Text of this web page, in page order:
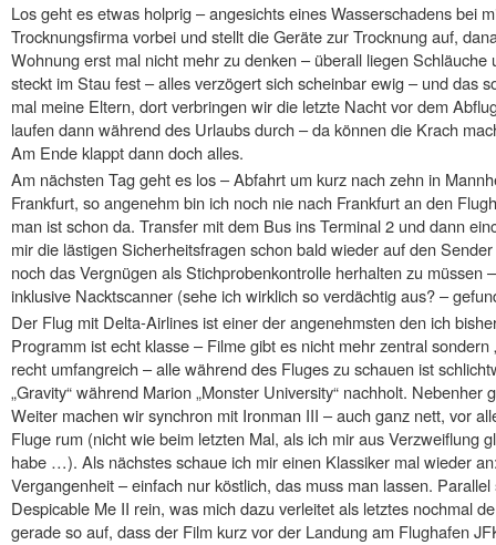
Los geht es etwas holprig – angesichts eines Wasserschadens bei
Trocknungsfirma vorbei und stellt die Geräte zur Trocknung auf,
Wohnung erst mal nicht mehr zu denken – überall liegen
steckt im Stau fest – alles verzögert sich scheinbar ewig – und das
mal meine Eltern, dort verbringen wir die letzte Nacht vor dem
laufen dann während des Urlaubs durch – da können die Krach
Am Ende klappt dann doch alles.
Am nächsten Tag geht es los – Abfahrt um kurz nach zehn in
Frankfurt, so angenehm bin ich noch nie nach Frankfurt an den
man ist schon da. Transfer mit dem Bus ins Terminal 2 und dann
mir die lästigen Sicherheitsfragen schon bald wieder auf den
noch das Vergnügen als Stichprobenkontrolle herhalten zu müssen
inklusive Nacktscanner (sehe ich wirklich so verdächtig aus? –
Der Flug mit Delta-Airlines ist einer der angenehmsten den ich
Programm ist echt klasse – Filme gibt es nicht mehr zentral sondern
recht umfangreich – alle während des Fluges zu schauen ist
„Gravity“ während Marion „Monster University“ nachholt.
Weiter machen wir synchron mit Ironman III – auch ganz nett, vor
Fluge rum (nicht wie beim letzten Mal, als ich mir aus Verzweiflung
habe …). Als nächstes schaue ich mir einen Klassiker mal wieder
Vergangenheit – einfach nur köstlich, das muss man lassen.
Despicable Me II rein, was mich dazu verleitet als letztes nochmal
gerade so auf, dass der Film kurz vor der Landung am Flughafen